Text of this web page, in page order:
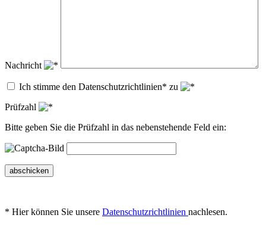
Nachricht
Ich stimme den Datenschutzrichtlinien* zu
Prüfzahl
Bitte geben Sie die Prüfzahl in das nebenstehende Feld ein:
abschicken
* Hier können Sie unsere Datenschutzrichtlinien nachlesen.